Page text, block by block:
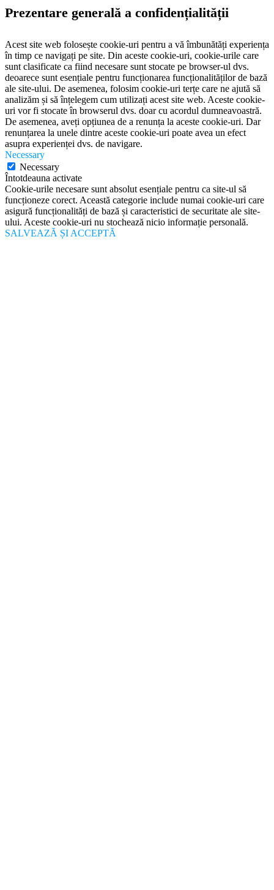
Prezentare generală a confidențialității
Acest site web folosește cookie-uri pentru a vă îmbunătăți experiența
în timp ce navigați pe site. Din aceste cookie-uri, cookie-urile care
sunt clasificate ca fiind necesare sunt stocate pe browser-ul dvs.
deoarece sunt esențiale pentru funcționarea funcționalităților de bază
ale site-ului. De asemenea, folosim cookie-uri terțe care ne ajută să
analizăm și să înțelegem cum utilizați acest site web. Aceste cookie-
uri vor fi stocate în browserul dvs. doar cu acordul dumneavoastră.
De asemenea, aveți opțiunea de a renunța la aceste cookie-uri. Dar
renunțarea la unele dintre aceste cookie-uri poate avea un efect
asupra experienței dvs. de navigare.
Necessary
Necessary
Întotdeauna activate
Cookie-urile necesare sunt absolut esențiale pentru ca site-ul să
funcționeze corect. Această categorie include numai cookie-uri care
asigură funcționalități de bază și caracteristici de securitate ale site-
ului. Aceste cookie-uri nu stochează nicio informație personală.
SALVEAZĂ ȘI ACCEPTĂ